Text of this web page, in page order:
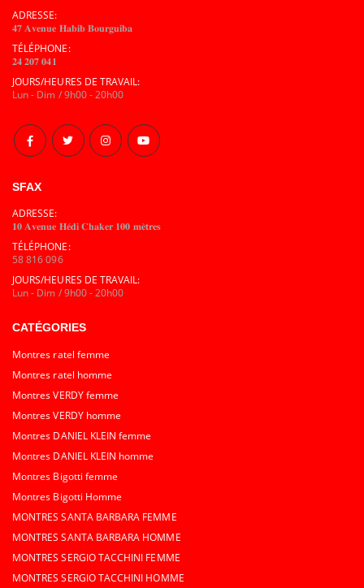
ADRESSE:
𝟒𝟕 𝐀𝐯𝐞𝐧𝐮𝐞 𝐇𝐚𝐛𝐢𝐛 𝐁𝐨𝐮𝐫𝐠𝐮𝐢𝐛𝐚
TÉLÉPHONE:
𝟐𝟒 𝟐𝟎𝟕 𝟎𝟒𝟏
JOURS/HEURES DE TRAVAIL:
Lun - Dim / 9h00 - 20h00
SFAX
ADRESSE:
𝟏𝟎 𝐀𝐯𝐞𝐧𝐮𝐞 𝐇𝐞́𝐝𝐢 𝐂𝐡𝐚𝐤𝐞𝐫 𝟏𝟎𝟎 𝐦𝐞̀𝐭𝐫𝐞𝐬
TÉLÉPHONE:
58 816 096
JOURS/HEURES DE TRAVAIL:
Lun - Dim / 9h00 - 20h00
CATÉGORIES
Montres ratel femme
Montres ratel homme
Montres VERDY femme
Montres VERDY homme
Montres DANIEL KLEIN femme
Montres DANIEL KLEIN homme
Montres Bigotti femme
Montres Bigotti Homme
MONTRES SANTA BARBARA FEMME
MONTRES SANTA BARBARA HOMME
MONTRES SERGIO TACCHINI FEMME
MONTRES SERGIO TACCHINI HOMME